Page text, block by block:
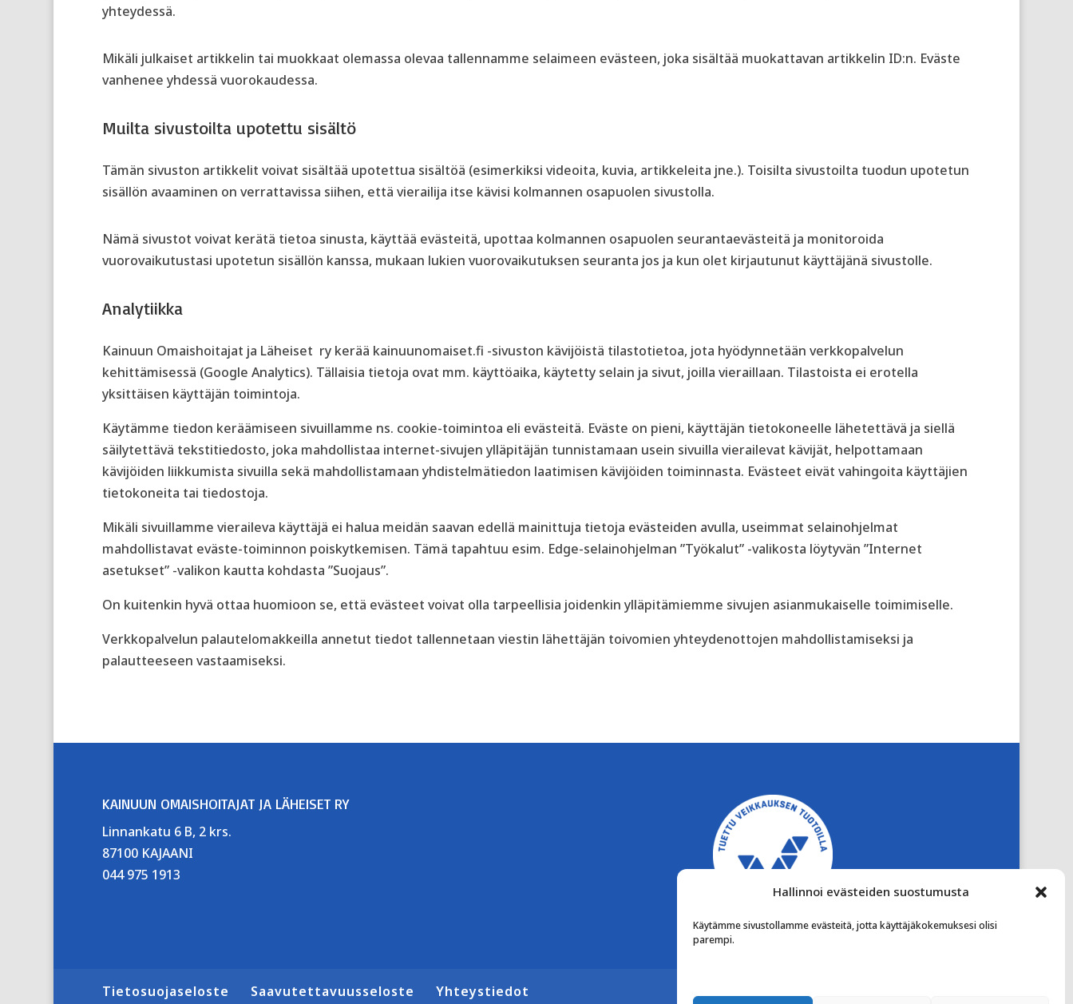
Hallinnoi evästeiden suostumusta
Käytämme sivustollamme evästeitä, jotta käyttäjäkokemuksesi olisi
parempi.
yhteydessä.
Mikäli julkaiset artikkelin tai muokkaat olemassa olevaa tallennamme selaimeen evästeen, joka sisältää muokattavan artikkelin ID:n. Eväste
vanhenee yhdessä vuorokaudessa.
Muilta sivustoilta upotettu sisältö
Tämän sivuston artikkelit voivat sisältää upotettua sisältöä (esimerkiksi videoita, kuvia, artikkeleita jne.). Toisilta sivustoilta tuodun upotetun
sisällön avaaminen on verrattavissa siihen, että vierailija itse kävisi kolmannen osapuolen sivustolla.
Nämä sivustot voivat kerätä tietoa sinusta, käyttää evästeitä, upottaa kolmannen osapuolen seurantaevästeitä ja monitoroida
vuorovaikutustasi upotetun sisällön kanssa, mukaan lukien vuorovaikutuksen seuranta jos ja kun olet kirjautunut käyttäjänä sivustolle.
Analytiikka
Kainuun Omaishoitajat ja Läheiset ry kerää kainuunomaiset.fi -sivuston kävijöistä tilastotietoa, jota hyödynnetään verkkopalvelun
kehittämisessä (Google Analytics). Tällaisia tietoja ovat mm. käyttöaika, käytetty selain ja sivut, joilla vieraillaan. Tilastoista ei erotella
yksittäisen käyttäjän toimintoja.
Käytämme tiedon keräämiseen sivuillamme ns. cookie-toimintoa eli evästeitä. Eväste on pieni, käyttäjän tietokoneelle lähetettävä ja siellä
säilytettävä tekstitiedosto, joka mahdollistaa internet-sivujen ylläpitäjän tunnistamaan usein sivuilla vierailevat kävijät, helpottamaan
kävijöiden liikkumista sivuilla sekä mahdollistamaan yhdistelmätiedon laatimisen kävijöiden toiminnasta. Evästeet eivät vahingoita käyttäjien
tietokoneita tai tiedostoja.
Mikäli sivuillamme vieraileva käyttäjä ei halua meidän saavan edellä mainittuja tietoja evästeiden avulla, useimmat selainohjelmat
mahdollistavat eväste-toiminnon poiskytkemisen. Tämä tapahtuu esim. Edge-selainohjelman ”Työkalut” -valikosta löytyvän ”Internet
asetukset” -valikon kautta kohdasta ”Suojaus”.
On kuitenkin hyvä ottaa huomioon se, että evästeet voivat olla tarpeellisia joidenkin ylläpitämiemme sivujen asianmukaiselle toimimiselle.
Verkkopalvelun palautelomakkeilla annetut tiedot tallennetaan viestin lähettäjän toivomien yhteydenottojen mahdollistamiseksi ja
palautteeseen vastaamiseksi.
KAINUUN OMAISHOITAJAT JA LÄHEISET RY
Linnankatu 6 B, 2 krs.
87100 KAJAANI
044 975 1913
Tietosuojaseloste Saavutettavuusseloste Yhteystiedot